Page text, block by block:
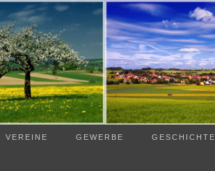
VEREINE GEWERBE GESCHICHTE